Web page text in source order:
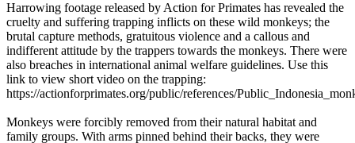
Harrowing footage released by Action for Primates has revealed the
cruelty and suffering trapping inflicts on these wild monkeys; the
brutal capture methods, gratuitous violence and a callous and
indifferent attitude by the trappers towards the monkeys. There were
also breaches in international animal welfare guidelines. Use this
link to view short video on the trapping:
https://actionforprimates.org/public/references/
Monkeys were forcibly removed from their natural habitat and
family groups. With arms pinned behind their backs, they were